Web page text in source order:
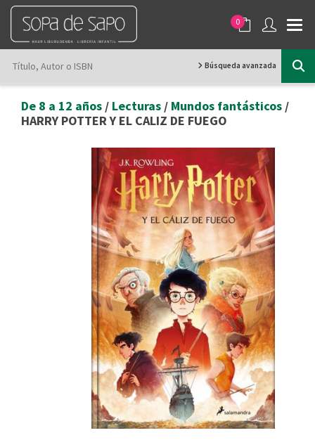
0
Búsqueda avanzada
De 8 a 12 años / Lecturas / Mundos fantásticos /
HARRY POTTER Y EL CALIZ DE FUEGO